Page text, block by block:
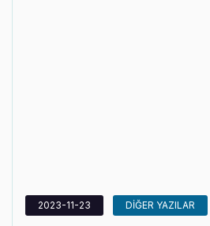
2023-11-23 DİĞER YAZILAR